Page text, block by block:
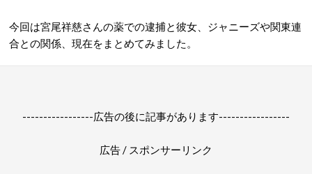
今回は宮尾祥慈さんの薬での逮捕と彼女、ジャニーズや関東連
合との関係、現在をまとめてみました。
-----------------広告の後に記事があります-----------------
広告 / スポンサーリンク